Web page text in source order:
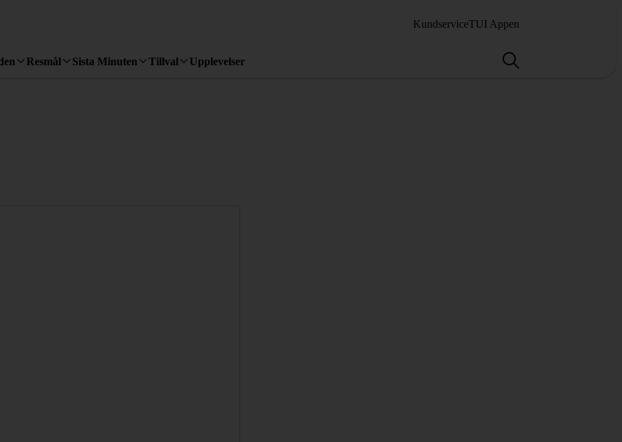
KundserviceTUI Appen
Resmål Sista Minuten Tillval Upplevelser